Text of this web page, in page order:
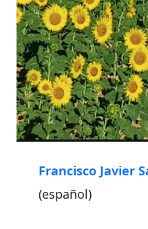
Francisco Javier
(español)